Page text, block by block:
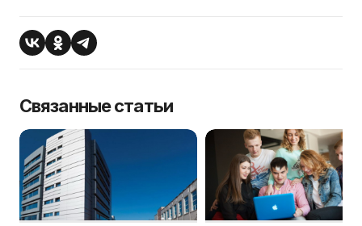
Связанные статьи